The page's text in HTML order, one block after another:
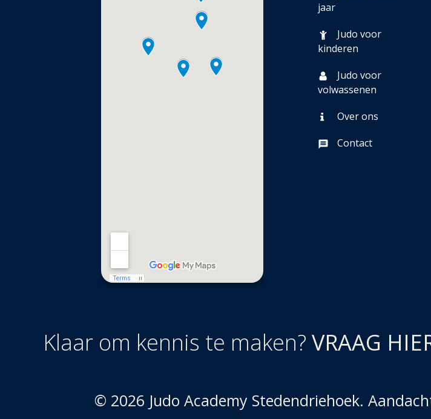
jaar
Judo voor
kinderen
Judo voor
volwassenen
Over ons
Contact
Klaar om kennis te maken? VRAAG
© 2026 Judo Academy Stedendriehoek.